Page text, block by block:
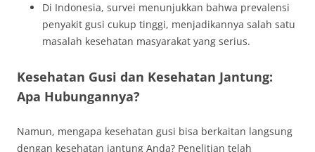
Di Indonesia, survei menunjukkan bahwa prevalensi
penyakit gusi cukup tinggi, menjadikannya salah satu
masalah kesehatan masyarakat yang serius.
Kesehatan Gusi dan Kesehatan Jantung:
Apa Hubungannya?
Namun, mengapa kesehatan gusi bisa berkaitan langsung
dengan kesehatan jantung Anda? Penelitian telah